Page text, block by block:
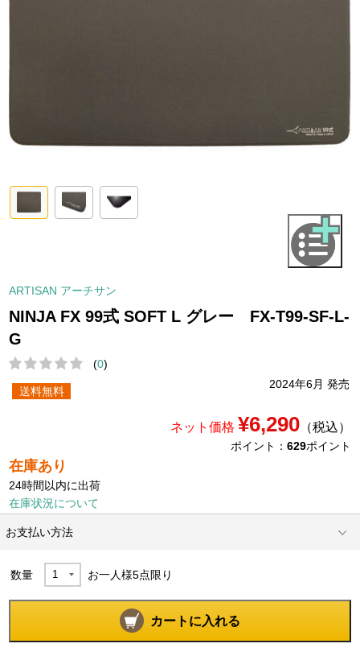
ARTISAN アーチサン
NINJA FX 99式 SOFT L グレー FX-T99-SF-L-
G
(0)
2024年6月 発売
送料無料
ネット価格 ¥6,290（税込）
ポイント： 629ポイント
在庫あり
24時間以内に出荷
在庫状況について
お支払い方法
数量 お一人様5点限り
カートに入れる